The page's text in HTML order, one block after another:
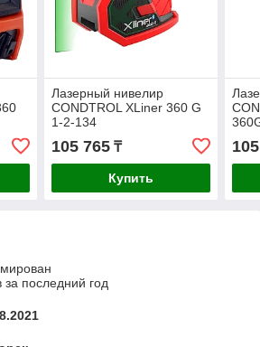
Лазерный нивелир
CONDTROL XLiner 360 G
1-2-134
105 765₸
Купить
последний год